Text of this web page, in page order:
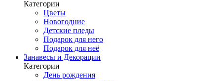
Категории
Цветы
Новогодние
Детские пледы
Подарок для него
Подарок для неё
Занавесы и Декорации
Категории
День рождения